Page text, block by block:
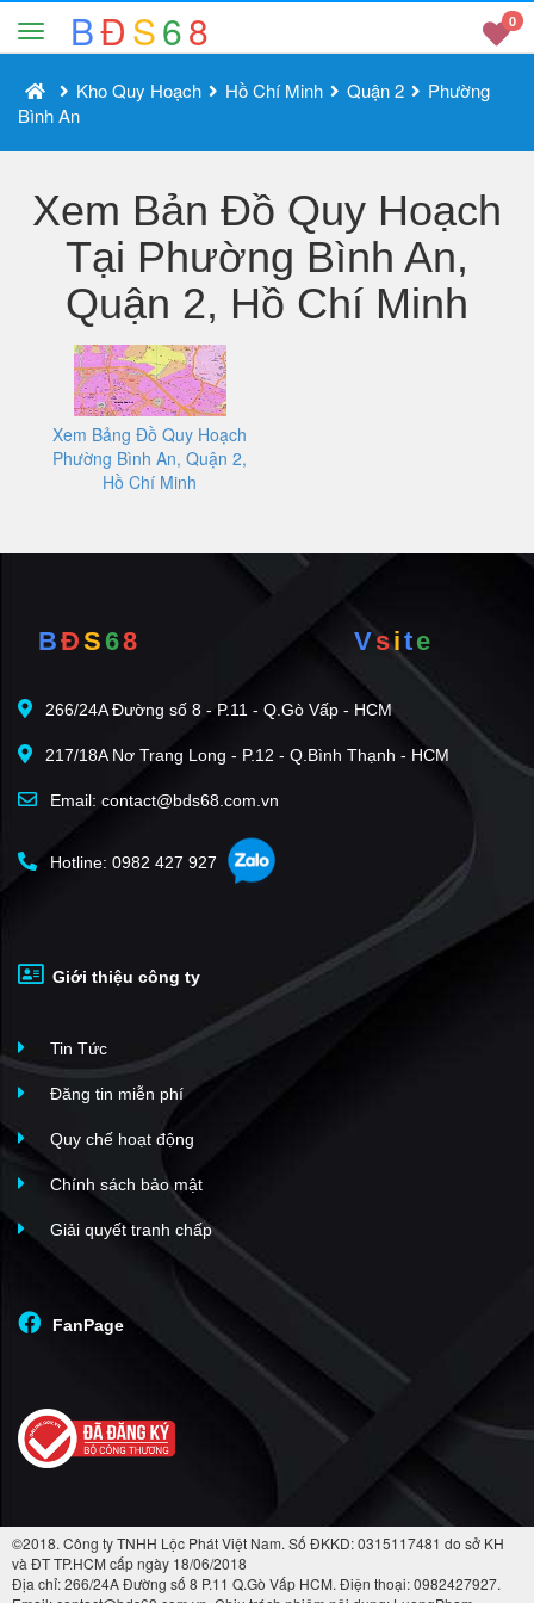
BĐS68 0
Kho Quy Hoạch Hồ Chí Minh Quận 2
Phường
Bình An
Xem Bản Đồ Quy Hoạch
Tại Phường Bình An,
Quận 2, Hồ Chí Minh
Xem Bảng Đồ Quy Hoạch
Phường Bình An, Quận 2,
Hồ Chí Minh
BĐS68 Vsite
266/24A Đường số 8 - P.11 - Q.Gò Vấp - HCM
217/18A Nơ Trang Long - P.12 - Q.Bình Thạnh - HCM
Email: contact@bds68.com.vn
Hotline: 0982 427 927
Giới thiệu công ty
Tin Tức
Đăng tin miễn phí
Quy chế hoạt động
Chính sách bảo mật
Giải quyết tranh chấp
FanPage
©2018. Công ty TNHH Lộc Phát Việt Nam. Số ĐKKD: 0315117481 do sở KH
và ĐT TP.HCM cấp ngày 18/06/2018
Địa chỉ: 266/24A Đường số 8 P.11 Q.Gò Vấp HCM. Điện thoại: 0982427927.